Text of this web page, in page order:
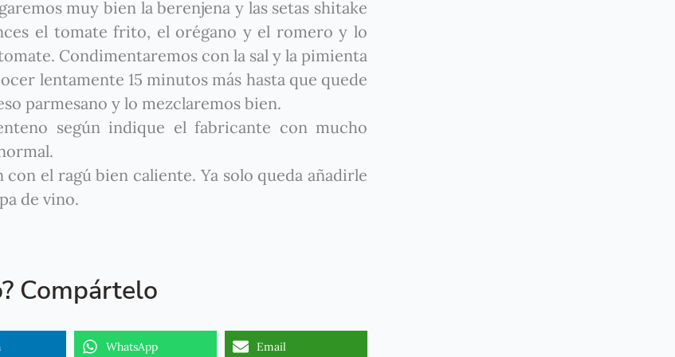
muy bien la berenjena y las setas shitake
el tomate frito, el orégano y el romero y lo
Condimentaremos con la sal y la pimienta
lentamente 15 minutos más hasta que quede
parmesano y lo mezclaremos bien.
según indique el fabricante con mucho
el ragú bien caliente. Ya solo queda añadirle
de vino.
Compártelo
WhatsApp Email